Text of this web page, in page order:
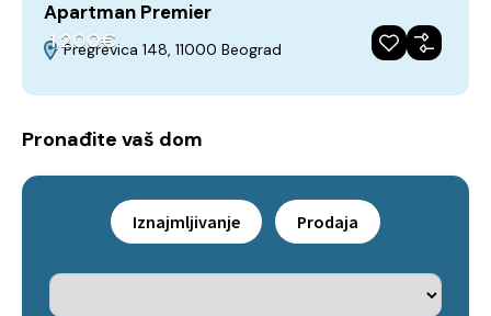
Apartman Premier
Pregrevica 148, 11000 Beograd
1,200€
Pronađite vaš dom
Iznajmljivanje Prodaja